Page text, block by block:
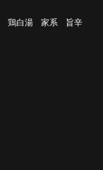
鶏白湯 家系
旨辛